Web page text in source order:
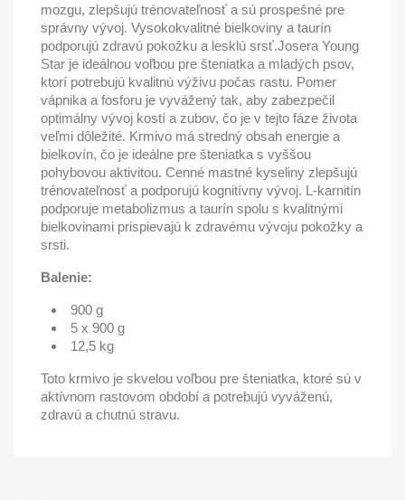
mozgu, zlepšujú trénovateľnosť a sú prospešné pre
správny vývoj. Vysokokvalitné bielkoviny a taurín
podporujú zdravú pokožku a lesklú srsť.Josera Young
Star je ideálnou voľbou pre šteniatka a mladých psov,
ktorí potrebujú kvalitnú výživu počas rastu. Pomer
vápnika a fosforu je vyvážený tak, aby zabezpečil
optimálny vývoj kostí a zubov, čo je v tejto fáze života
veľmi dôležité. Krmivo má stredný obsah energie a
bielkovín, čo je ideálne pre šteniatka s vyššou
pohybovou aktivitou. Cenné mastné kyseliny zlepšujú
trénovateľnosť a podporujú kognitívny vývoj. L-karnitín
podporuje metabolizmus a taurín spolu s kvalitnými
bielkovinami prispievajú k zdravému vývoju pokožky a
srsti.
Balenie:
900 g
5 x 900 g
12,5 kg
Toto krmivo je skvelou voľbou pre šteniatka, ktoré sú v
aktívnom rastovom období a potrebujú vyváženú,
zdravú a chutnú stravu.